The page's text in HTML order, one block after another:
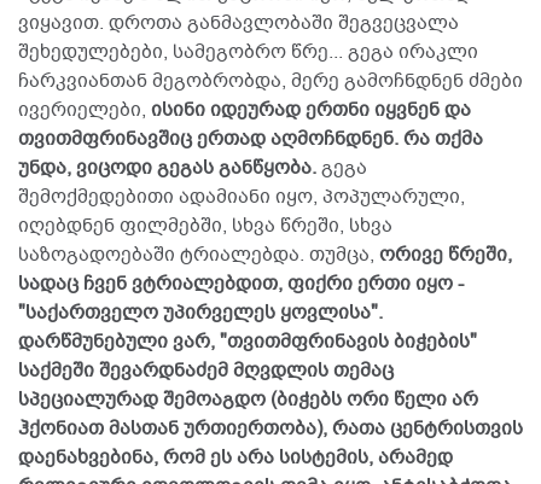
ვიყავით. დროთა განმავლობაში შეგვეცვალა
შეხედულებები, სამეგობრო წრე... გეგა ირაკლი
ჩარკვიანთან მეგობრობდა, მერე გამოჩნდნენ ძმები
ივერიელები, ისინი იდეურად ერთნი იყვნენ და
თვითმფრინავშიც ერთად აღმოჩნდნენ. რა თქმა
უნდა, ვიცოდი გეგას განწყობა.გეგა
შემოქმედებითი ადამიანი იყო, პოპულარული,
იღებდნენ ფილმებში, სხვა წრეში, სხვა
საზოგადოებაში ტრიალებდა. თუმცა, ორივე წრეში,
სადაც ჩვენ ვტრიალებდით, ფიქრი ერთი იყო -
"საქართველო უპირველეს ყოვლისა".
დარწმუნებული ვარ, "თვითმფრინავის ბიჭების"
საქმეში შევარდნაძემ მღვდლის თემაც
სპეციალურად შემოაგდო (ბიჭებს ორი წელი არ
ჰქონიათ მასთან ურთიერთობა), რათა ცენტრისთვის
დაენახვებინა, რომ ეს არა სისტემის, არამედ